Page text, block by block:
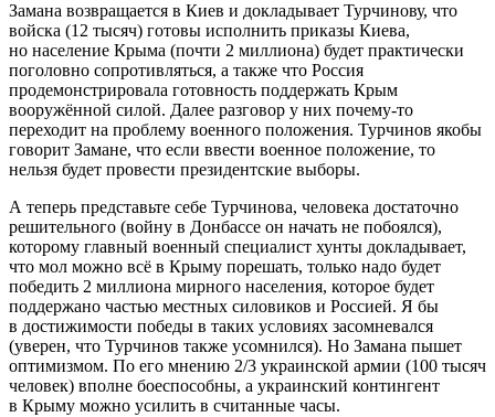
Замана возвращается в Киев и докладывает Турчинову, что
войска (12 тысяч) готовы исполнить приказы Киева,
но население Крыма (почти 2 миллиона) будет практически
поголовно сопротивляться, а также что Россия
продемонстрировала готовность поддержать Крым
вооружённой силой. Далее разговор у них почему-то
переходит на проблему военного положения. Турчинов якобы
говорит Замане, что если ввести военное положение, то
нельзя будет провести президентские выборы.
А теперь представьте себе Турчинова, человека достаточно
решительного (войну в Донбассе он начать не побоялся),
которому главный военный специалист хунты докладывает,
что мол можно всё в Крыму порешать, только надо будет
победить 2 миллиона мирного населения, которое будет
поддержано частью местных силовиков и Россией. Я бы
в достижимости победы в таких условиях засомневался
(уверен, что Турчинов также усомнился). Но Замана пышет
оптимизмом. По его мнению 2/3 украинской армии (100 тысяч
человек) вполне боеспособны, а украинский контингент
в Крыму можно усилить в считанные часы.